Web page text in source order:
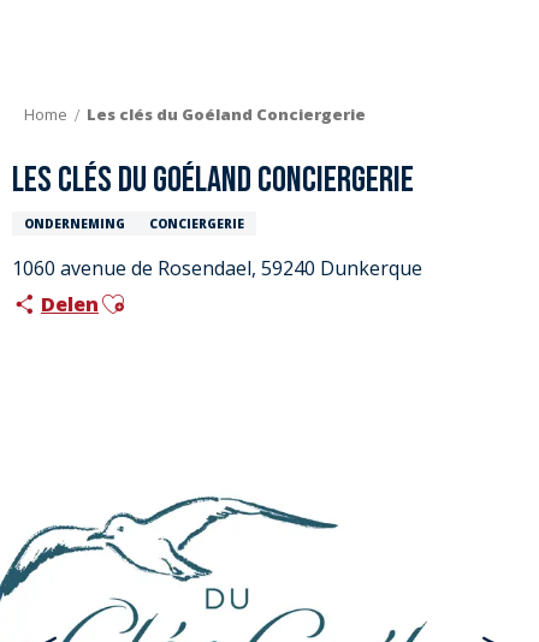
Home Les clés du Goéland Conciergerie
Les clés du Goéland Conciergerie
ONDERNEMING CONCIERGERIE
1060 avenue de Rosendael, 59240 Dunkerque
DelenAjouter aux favoris